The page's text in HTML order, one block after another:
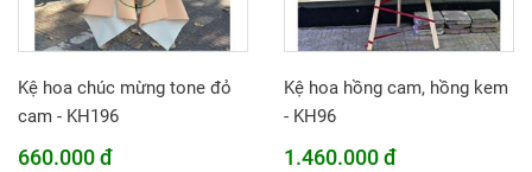
Kệ hoa chúc mừng tone đỏ
cam - KH196
660.000 đ
Kệ hoa hồng cam, hồng kem
- KH96
1.460.000 đ